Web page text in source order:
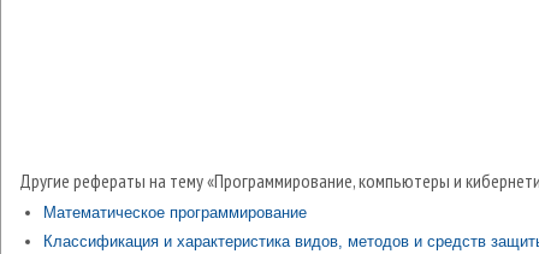
Другие рефераты на тему «Программирование, компьютеры и
Математическое программирование
Классификация и характеристика видов, методов и средств